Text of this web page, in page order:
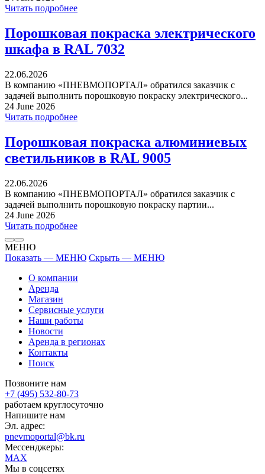
Читать подробнее
Порошковая покраска электрического
шкафа в RAL 7032
22.06.2026
В компанию «ПНЕВМОПОРТАЛ» обратился заказчик с
задачей выполнить порошковую покраску электрического...
24 June 2026
Читать подробнее
Порошковая покраска алюминиевых
светильников в RAL 9005
22.06.2026
В компанию «ПНЕВМОПОРТАЛ» обратился заказчик с
задачей выполнить порошковую покраску партии...
24 June 2026
Читать подробнее
МЕНЮ
Показать — МЕНЮ Скрыть — МЕНЮ
О компании
Аренда
Магазин
Сервисные услуги
Наши работы
Новости
Аренда в регионах
Контакты
Поиск
Позвоните нам
+7 (495) 532-80-73
работаем круглосуточно
Напишите нам
Эл. адрес:
pnevmoportal@bk.ru
Мессенджеры:
MAX
Мы в соцсетях